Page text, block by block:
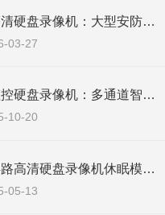
64路高清硬盘录像机：大型安防监控系统的核心存储解决方案
03-27
32路监控硬盘录像机：多通道智能监控，构筑全域安全防线
10-20
解锁64路高清硬盘录像机休眠模式的多重优势
05-13